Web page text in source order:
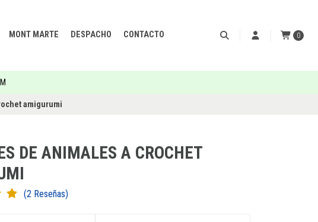
MONT MARTE DESPACHO CONTACTO 0
amigurumi
DE ANIMALES A CROCHET
(2 Reseñas)